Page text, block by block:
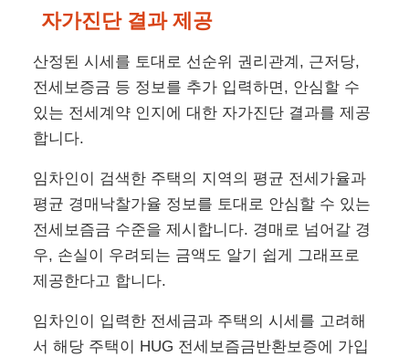
자가진단 결과 제공
산정된 시세를 토대로 선순위 권리관계, 근저당,
전세보증금 등 정보를 추가 입력하면, 안심할 수
있는 전세계약 인지에 대한 자가진단 결과를 제공
합니다.
임차인이 검색한 주택의 지역의 평균 전세가율과
평균 경매낙찰가율 정보를 토대로 안심할 수 있는
전세보즘금 수준을 제시합니다. 경매로 넘어갈 경
우, 손실이 우려되는 금액도 알기 쉽게 그래프로
제공한다고 합니다.
임차인이 입력한 전세금과 주택의 시세를 고려해
서 해당 주택이 HUG 전세보즘금반환보증에 가입